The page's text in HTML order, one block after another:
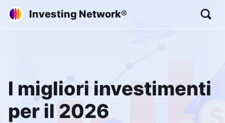
Investing Network®
I migliori investimenti
per il 2026